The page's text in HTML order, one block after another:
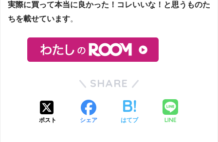
実際に買って本当に良かった！コレいいな！と思うものた
ちを載せています。
SHARE
ポスト シェア はてブ LINE